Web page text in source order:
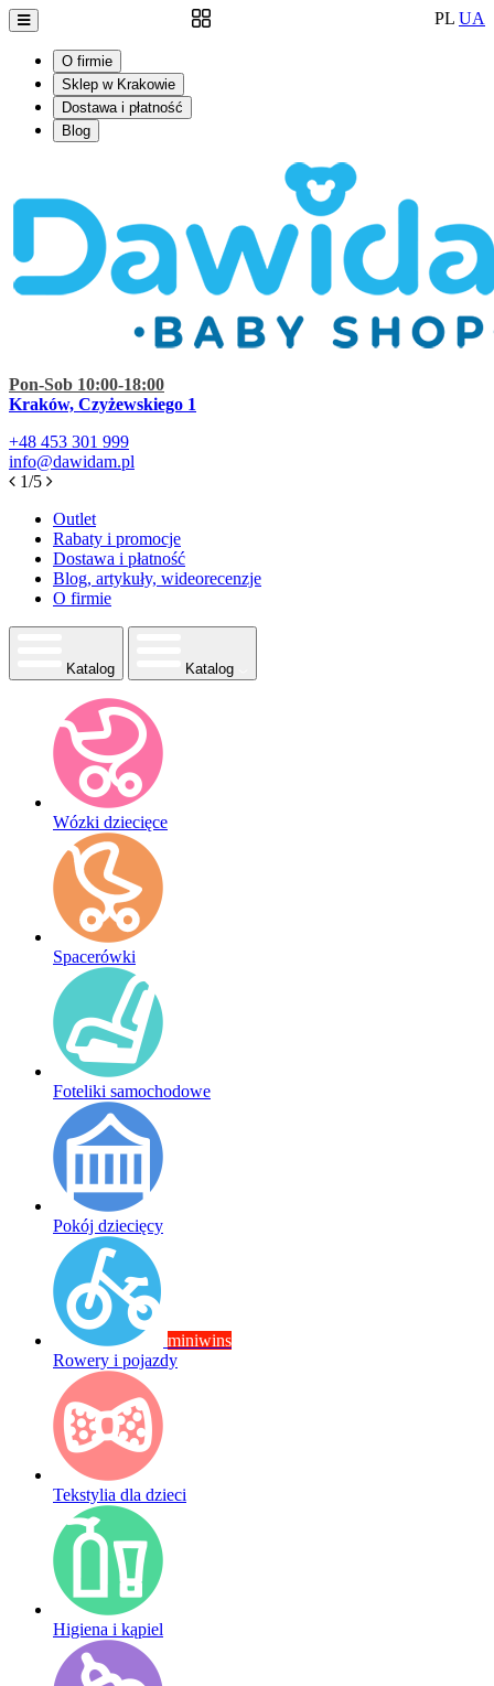
O firmie
Sklep w Krakowie
Dostawa i płatność
Blog
PL UA
Pon-Sob 10:00-18:00
Kraków, Czyżewskiego 1
+48 453 301 999
info@dawidam.pl
1/5
Outlet
Rabaty i promocje
Dostawa i płatność
Blog, artykuły, wideorecenzje
O firmie
Katalog Katalog
Wózki dziecięce
Spacerówki
Foteliki samochodowe
Pokój dziecięcy
miniwins
Rowery i pojazdy
Tekstylia dla dzieci
Higiena i kąpiel